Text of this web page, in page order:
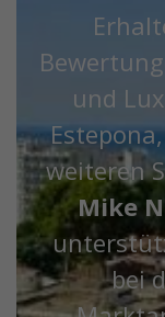
und
weiteren
Mike
bei